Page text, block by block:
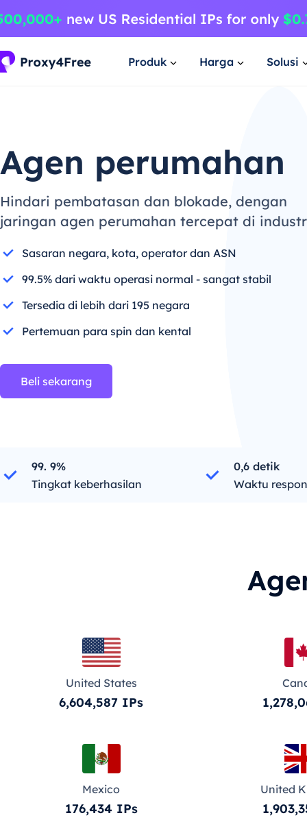
Produk Harga Solusi
Agen perumahan
Hindari pembatasan dan blokade, dengan
jaringan agen perumahan tercepat di
Sasaran negara, kota, operator dan ASN
99.5% dari waktu operasi normal - sangat stabil
Tersedia di lebih dari 195 negara
Pertemuan para spin dan kental
Beli sekarang
99. 9%
Tingkat keberhasilan
0,6 detik
Waktu respon
United States
6,604,587 IPs
Mexico
176,434 IPs
United